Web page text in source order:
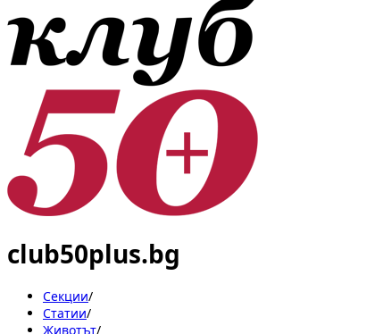
club50plus.bg
Секции/
Статии/
Животът/